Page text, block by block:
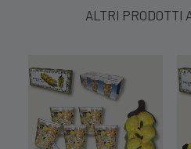
ALTRI PRODOTTI